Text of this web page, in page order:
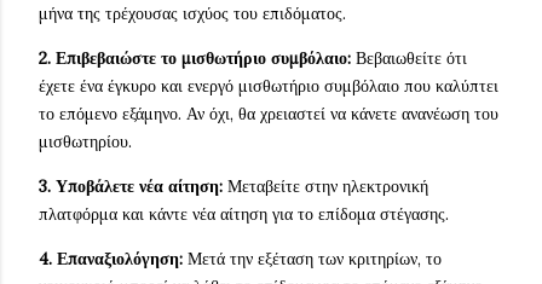
μήνα της τρέχουσας ισχύος του επιδόματος.
2. Επιβεβαιώστε το μισθωτήριο συμβόλαιο: Βεβαιωθείτε ότι
έχετε ένα έγκυρο και ενεργό μισθωτήριο συμβόλαιο που καλύπτει
το επόμενο εξάμηνο. Αν όχι, θα χρειαστεί να κάνετε ανανέωση του
μισθωτηρίου.
3. Υποβάλετε νέα αίτηση: Μεταβείτε στην ηλεκτρονική
πλατφόρμα και κάντε νέα αίτηση για το επίδομα στέγασης.
4. Επαναξιολόγηση: Μετά την εξέταση των κριτηρίων, το